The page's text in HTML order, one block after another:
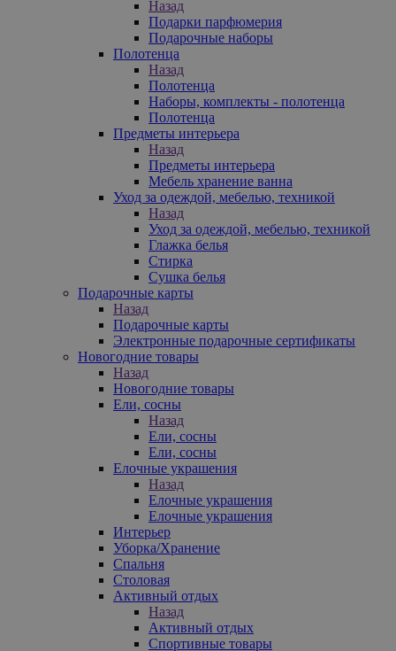
Назад
Подарки парфюмерия
Подарочные наборы
Полотенца
Назад
Полотенца
Наборы, комплекты - полотенца
Полотенца
Предметы интерьера
Назад
Предметы интерьера
Мебель хранение ванна
Уход за одеждой, мебелью, техникой
Назад
Уход за одеждой, мебелью, техникой
Глажка белья
Стирка
Сушка белья
Подарочные карты
Назад
Подарочные карты
Электронные подарочные сертификаты
Новогодние товары
Назад
Новогодние товары
Ели, сосны
Назад
Ели, сосны
Ели, сосны
Елочные украшения
Назад
Елочные украшения
Елочные украшения
Интерьер
Уборка/Хранение
Спальня
Столовая
Активный отдых
Назад
Активный отдых
Спортивные товары